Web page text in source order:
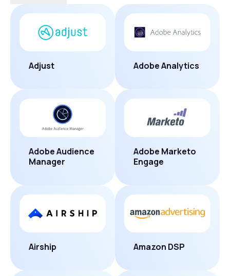
Adjust Adobe Analytics
Adobe Audience
Manager
Adobe Marketo
Engage
Airship Amazon DSP